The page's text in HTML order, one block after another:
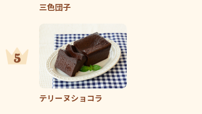
三色団子
テリーヌショコラ